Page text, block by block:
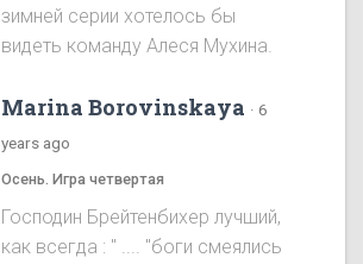
зимней серии хотелось бы
видеть команду Алеся Мухинa.
Marina Borovinskaya · 6
years ago
Осень. Игра четвертая
Господин Брейтенбихер лучший,
как всегда : " .... "боги смеялись